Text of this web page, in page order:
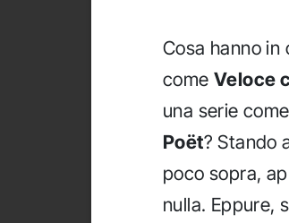
Cosa hanno in
come Veloce
una serie come
Poët? Stando
poco sopra,
nulla. Eppure,